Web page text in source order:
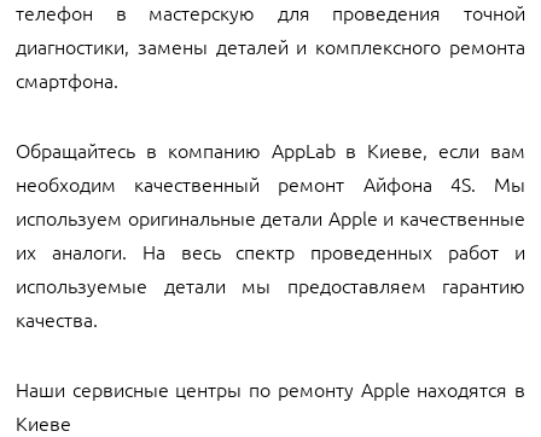
телефон в мастерскую для проведения точной
диагностики, замены деталей и комплексного ремонта
смартфона.
Обращайтесь в компанию AppLab в Киеве, если вам
необходим качественный ремонт Айфона 4S. Мы
используем оригинальные детали Apple и качественные
их аналоги. На весь спектр проведенных работ и
используемые детали мы предоставляем гарантию
качества.
Наши сервисные центры по ремонту Apple находятся в
Киеве